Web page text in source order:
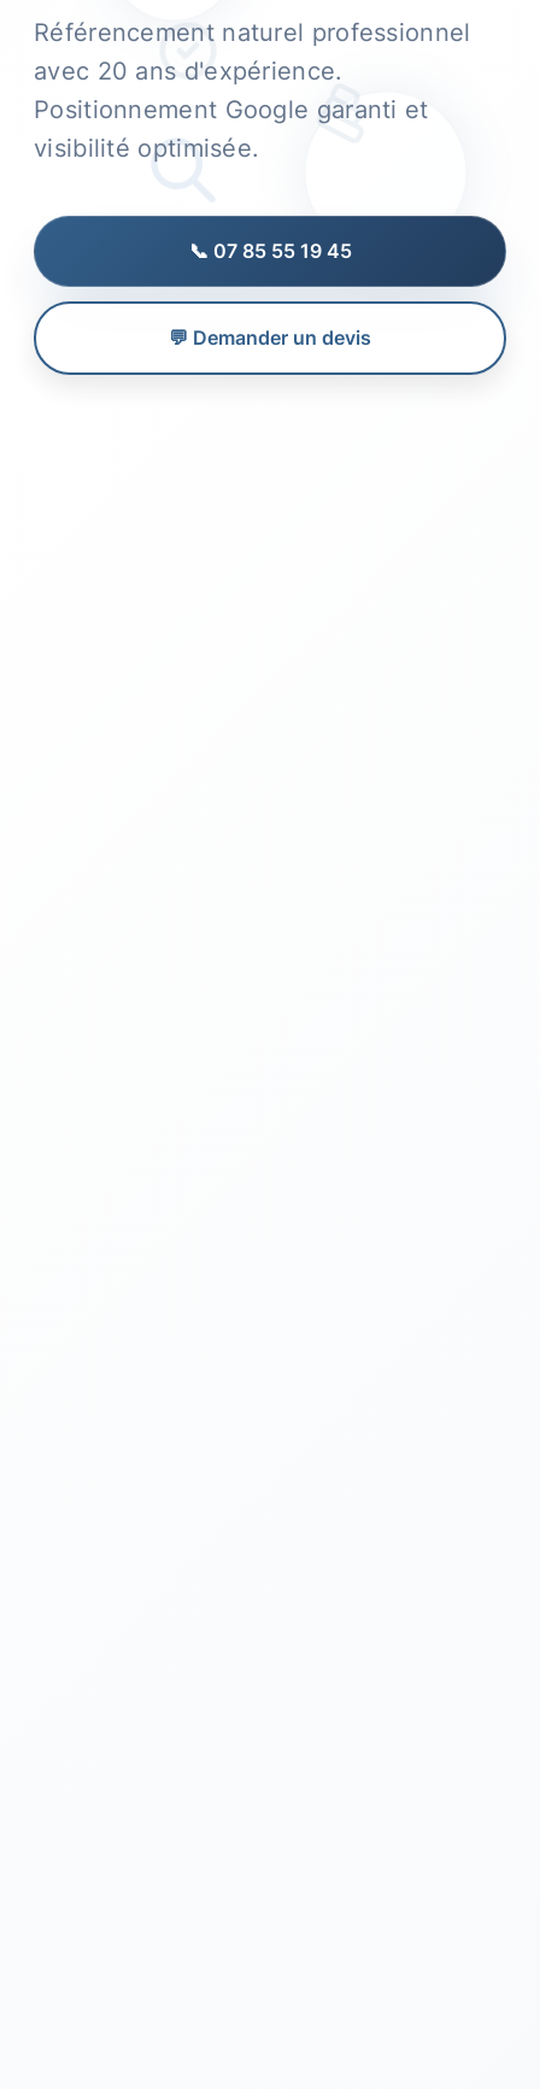
Référencement naturel professionnel
avec 20 ans d'expérience.
Positionnement Google garanti et
visibilité optimisée.
📞 07 85 55 19 45
💬 Demander un devis